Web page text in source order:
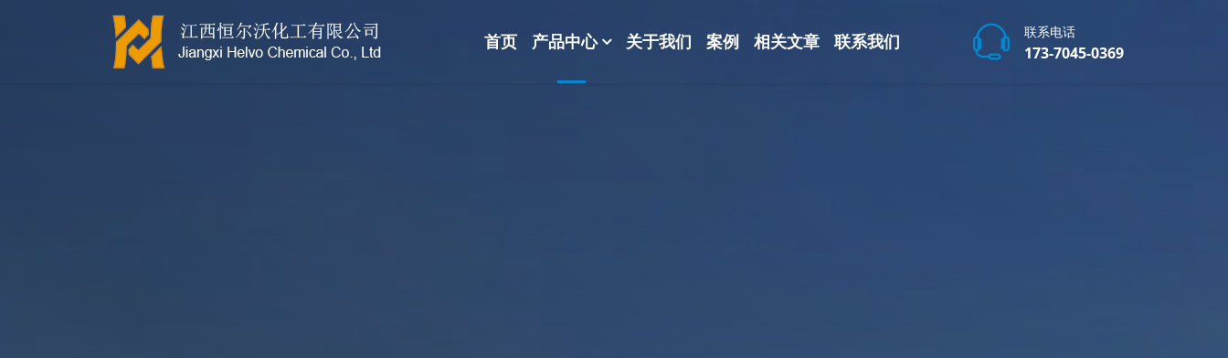
江西恒尔沃-鲍尔环-活性氧化铝-拉西环-波纹规整散堆填料-分子筛-
首页 产品中心 关于我们 案例 相关文章 联系我们 联系电话
173-7045-0369